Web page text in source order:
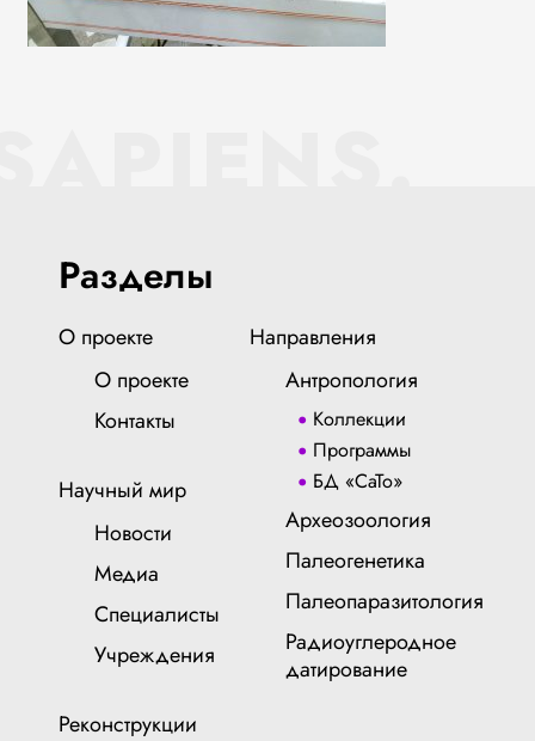
Разделы
О проекте
О проекте
Контакты
Научный мир
Новости
Медиа
Специалисты
Учреждения
Реконструкции
Направления
Антропология
Коллекции
Программы
БД «СаТо»
Археозоология
Палеогенетика
Палеопаразитология
Радиоуглеродное
датирование